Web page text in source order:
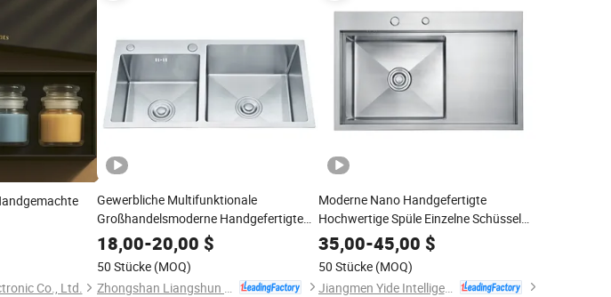
Co., Ltd.
Gewerbliche Multifunktionale
Großhandelsmoderne Handgefertigte
304 Edelstahl Doppelbecken
Unterbauküchenspüle OEM Anpassbar
für Küchenhersteller
18,00-20,00 $
50 Stücke (MOQ)
Moderne Nano Handgefertigte
Hochwertige Spüle Einzelne Schüssel
Abtropfbrett Küche Sink/SS304
35,00-45,00 $
50 Stücke (MOQ)
Jiangmen Yide Intelligent Kitchen and Bathroom Co., Ltd.